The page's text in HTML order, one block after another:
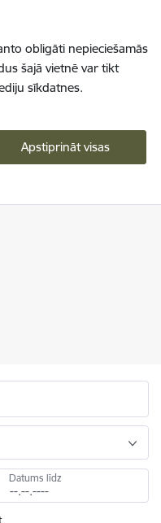
obligāti nepieciešamās
šajā vietnē var tikt
sīkdatnes.
Apstiprināt visas
Datums līdz